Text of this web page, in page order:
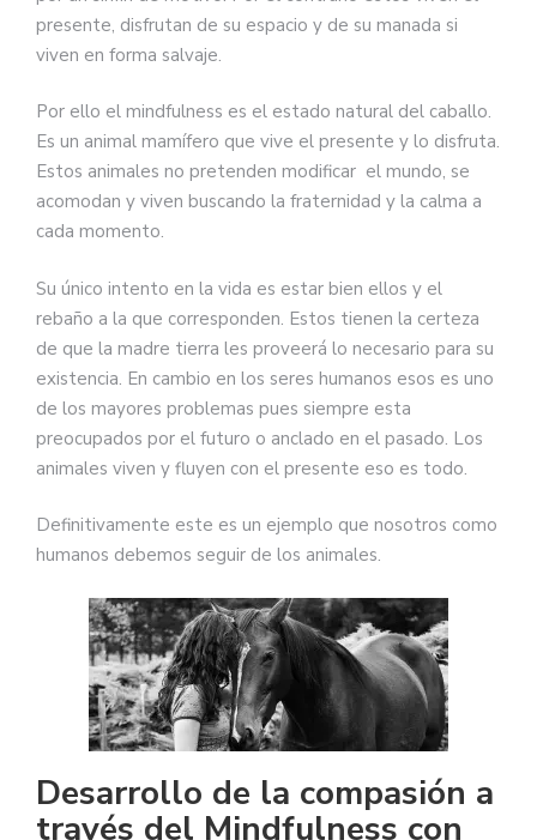
presente, disfrutan de su espacio y de su manada si
viven en forma salvaje.
Por ello el mindfulness es el estado natural del caballo.
Es un animal mamífero que vive el presente y lo disfruta.
Estos animales no pretenden modificar el mundo, se
acomodan y viven buscando la fraternidad y la calma a
cada momento.
Su único intento en la vida es estar bien ellos y el
rebaño a la que corresponden. Estos tienen la certeza
de que la madre tierra les proveerá lo necesario para su
existencia. En cambio en los seres humanos esos es uno
de los mayores problemas pues siempre esta
preocupados por el futuro o anclado en el pasado. Los
animales viven y fluyen con el presente eso es todo.
Definitivamente este es un ejemplo que nosotros como
humanos debemos seguir de los animales.
Desarrollo de la compasión a
través del Mindfulness con